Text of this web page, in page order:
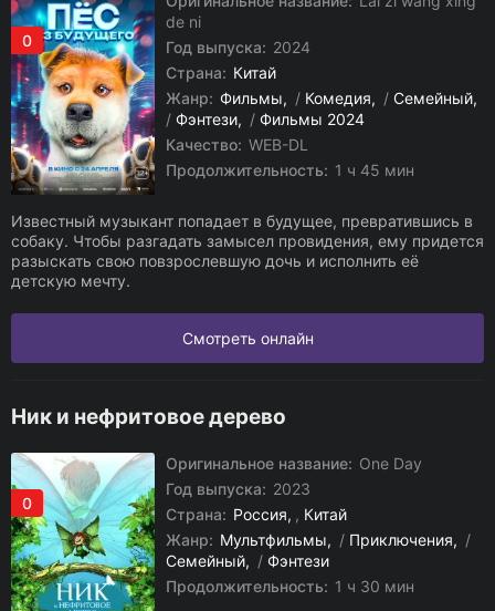
0
de ni
Год выпуска: 2024
Страна: Китай
Жанр: Фильмы / Комедия / Семейный
/ Фэнтези / Фильмы 2024
Качество: WEB-DL
Продолжительность: 1 ч 45 мин
Известный музыкант попадает в будущее, превратившись в
собаку. Чтобы разгадать замысел провидения, ему придется
разыскать свою повзрослевшую дочь и исполнить её
детскую мечту.
Смотреть онлайн
Ник и нефритовое дерево
0
Оригинальное название: One Day
Год выпуска: 2023
Страна: Россия , Китай
Жанр: Мультфильмы / Приключения
/
Семейный
/ Фэнтези
Продолжительность: 1 ч 30 мин